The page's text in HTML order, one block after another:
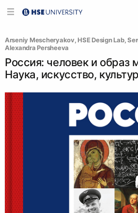
Arseniy Mescheryakov, HSE Design Lab,
Alexandra Persheeva
Россия: человек и образ
Наука, искусство,